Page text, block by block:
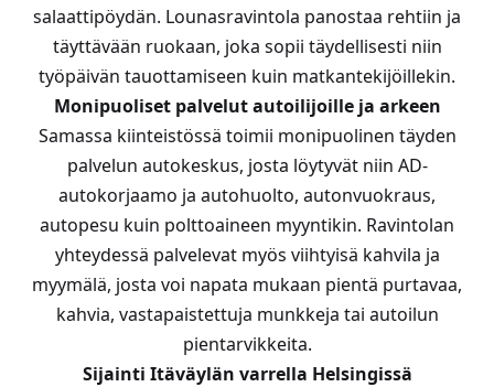
salaattipöydän. Lounasravintola panostaa rehtiin ja
täyttävään ruokaan, joka sopii täydellisesti niin
työpäivän tauottamiseen kuin matkantekijöillekin.
Monipuoliset palvelut autoilijoille ja arkeen
Samassa kiinteistössä toimii monipuolinen täyden
palvelun autokeskus, josta löytyvät niin AD-
autokorjaamo ja autohuolto, autonvuokraus,
autopesu kuin polttoaineen myyntikin. Ravintolan
yhteydessä palvelevat myös viihtyisä kahvila ja
myymälä, josta voi napata mukaan pientä purtavaa,
kahvia, vastapaistettuja munkkeja tai autoilun
pientarvikkeita.
Sijainti Itäväylän varrella Helsingissä